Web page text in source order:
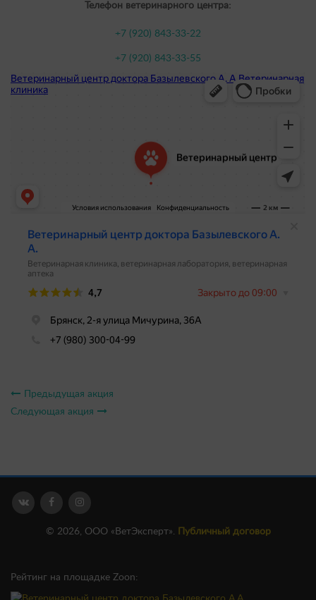
Телефон ветеринарного центра:
+7 (920) 843-33-22
+7 (920) 843-33-55
Предыдущая акция
Следующая акция
© 2026, ООО «ВетЭксперт». Публичный договор
Рейтинг на площадке Zoon: